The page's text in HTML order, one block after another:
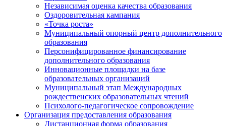
Независимая оценка качества образования
Оздоровительная кампания
«Точка роста»
Муниципальный опорный центр дополнительного
образования
Персонифицированное финансирование
дополнительного образования
Инновационные площадки на базе
образовательных организаций
Муниципальный этап Международных
рождественских образовательных чтений
Психолого-педагогическое сопровождение
Организация предоставления образования
Дистанционная форма образования